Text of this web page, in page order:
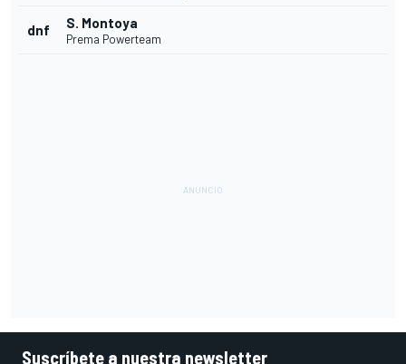
dnf S. Montoya
Prema Powerteam
Suscríbete a nuestra newsletter